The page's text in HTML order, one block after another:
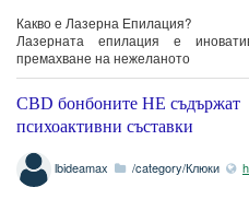
Какво е Лазерна Епилация?
Лазерната епилация е
премахване на нежеланото
CBD бонбоните НЕ съдържат
психоактивни съставки
lbideamax /category/Клюки